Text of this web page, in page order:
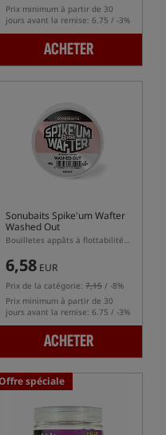
Prix minimum à partir de 30
jours avant la remise: 6.75 / -3%
ACHETER
Sonubaits Spike'um Wafter
Washed Out
Bouilletes appâts à flottabilité équilibrée (wafters)
6,58 EUR
Prix de la catégorie: 7,15 / -8%
Prix minimum à partir de 30
jours avant la remise: 6.75 / -3%
ACHETER
spéciale